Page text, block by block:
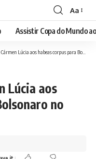
Font
Resizer
Aa
Assistir Copa do Mundo
Lúcia aos habeas corpus para Bolsonaro no STF
Lúcia aos
no